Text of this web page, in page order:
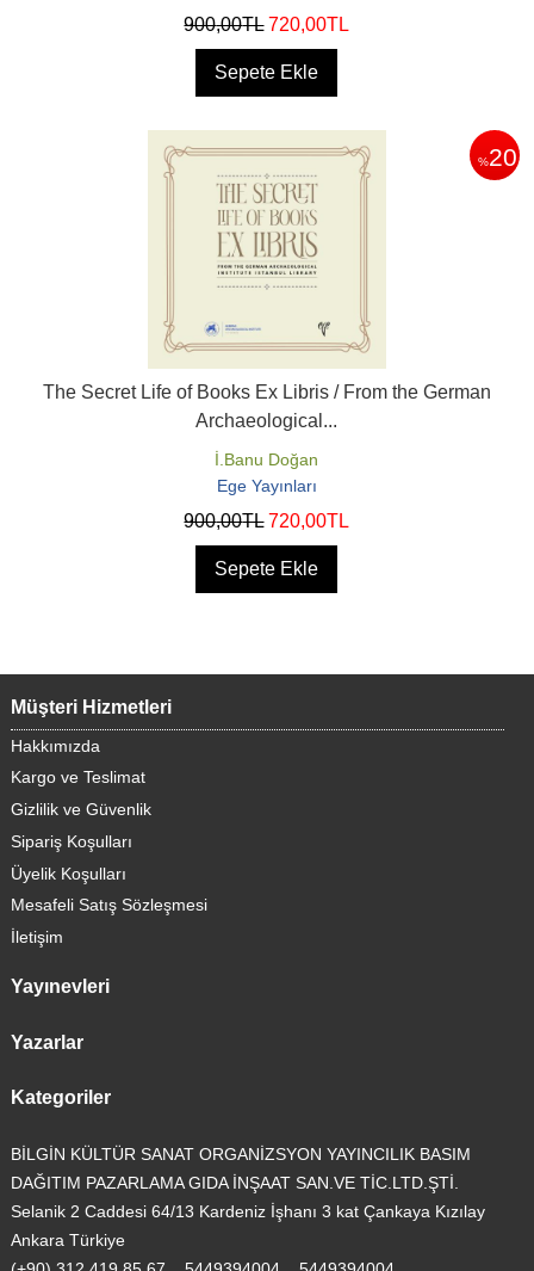
900,00TL 720,00TL
Sepete Ekle
%20
The Secret Life of Books Ex Libris / From the German
Archaeological...
İ.Banu Doğan
Ege Yayınları
900,00TL 720,00TL
Sepete Ekle
Müşteri Hizmetleri
Hakkımızda
Kargo ve Teslimat
Gizlilik ve Güvenlik
Sipariş Koşulları
Üyelik Koşulları
Mesafeli Satış Sözleşmesi
İletişim
Yayınevleri
Yazarlar
Kategoriler
BİLGİN KÜLTÜR SANAT ORGANİZSYON YAYINCILIK BASIM
DAĞITIM PAZARLAMA GIDA İNŞAAT SAN.VE TİC.LTD.ŞTİ.
Selanik 2 Caddesi 64/13 Kardeniz İşhanı 3 kat Çankaya Kızılay
Ankara Türkiye